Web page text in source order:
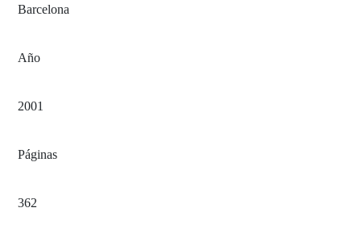
Barcelona
Año
2001
Páginas
362